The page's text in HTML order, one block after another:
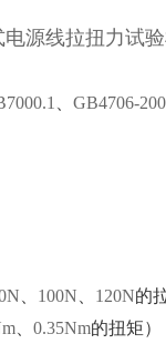
电源线拉扭力试
GB4706-
100N 120N的
0.35Nm的扭矩）